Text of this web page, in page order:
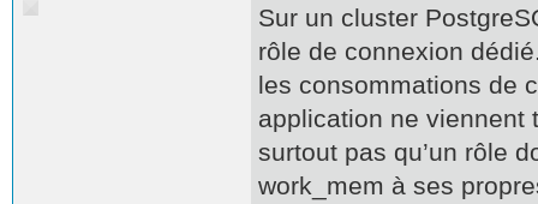
Sur un cluster
rôle de connexion
les consommations de
application ne viennent
surtout pas qu’un rôle
work_mem à ses